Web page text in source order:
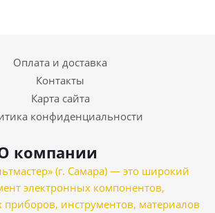
Оплата и доставка
Контакты
Карта сайта
конфиденциальности
компании
(г. Самара) — это широкий
электронных компонентов,
инструментов, материалов